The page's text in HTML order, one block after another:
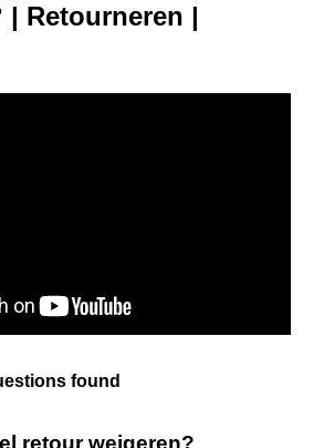
Retourneren |
found
retour weigeren?